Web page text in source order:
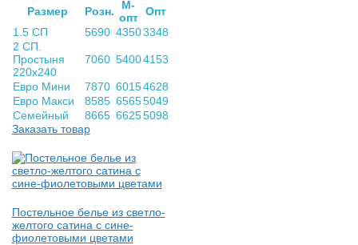
Раз­мер
Розн.
М-
опт Опт
1.5 СП
5690 43503348
2 СП.
Простыня
220х240
7060 54004153
Евро Мини 7870 60154628
Евро Макси
8585 65655049
Семейный
8665 66255098
Заказать товар
Постельное белье из светло-
желтого сатина с сине-
фиолетовыми цветами